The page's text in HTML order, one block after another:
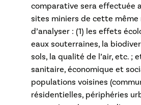
comparative sera effectuée
sites miniers de cette même
d’analyser : (1) les effets
eaux souterraines, la
sols, la qualité de l’air, etc. ;
sanitaire, économique et
populations voisines
résidentielles, périphéries